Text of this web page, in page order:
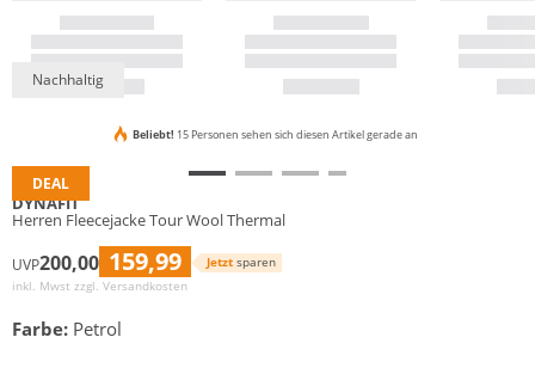
DEAL
Nachhaltig
Beliebt! 15 Personen sehen sich diesen Artikel gerade an
DYNAFIT
Herren Fleecejacke Tour Wool Thermal
UVP200,00 159,99 Jetzt sparen
inkl. Mwst zzgl. Versandkosten
Farbe: Petrol